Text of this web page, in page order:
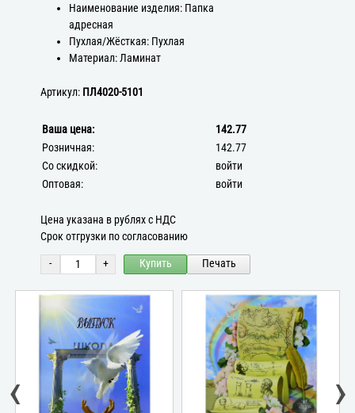
Наименование изделия: Папка
адресная
Пухлая/Жёсткая: Пухлая
Материал: Ламинат
Артикул: ПЛ4020-5101
Ваша цена:
142.77
Розничная:
142.77
Со скидкой:
войти
Оптовая:
войти
Цена указана в рублях с НДС
Срок отгрузки по согласованию
- + Купить Печать
‹ ›